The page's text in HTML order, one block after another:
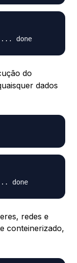
do
dados
redes e
conteinerizado,